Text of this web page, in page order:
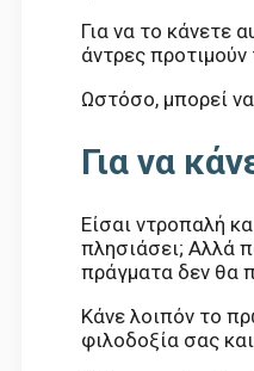
Για να το κάνετε
άντρες
Ωστόσο, μπορεί
Για να
Είσαι ντροπαλή
πλησιάσει; Αλλά
πράγματα δεν θα
Κάνε λοιπόν το
φιλοδοξία σας